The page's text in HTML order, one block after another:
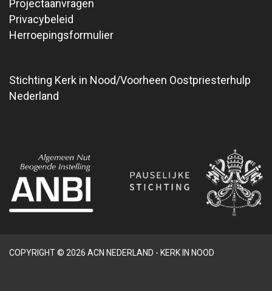
Projectaanvragen
Privacybeleid
Herroepingsformulier
Stichting Kerk in Nood/Voorheen Oostpriesterhulp
Nederland
COPYRIGHT © 2026 ACN NEDERLAND - KERK IN NOOD